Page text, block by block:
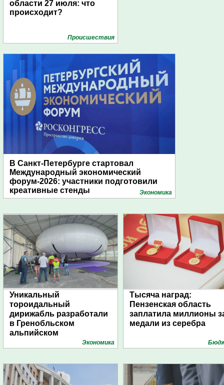
области 27 июля: что
происходит?
Проиcшествия
В Санкт-Петербурге стартовал
Международный экономический
форум-2026: участники подготовили
креативные стенды
Экономика
Уникальный
тороидальный
дирижабль разработали
в Гренобльском
альпийском
Экономика
Тысяча наград:
Пензенская область
заплатила миллионы
медали из серебра